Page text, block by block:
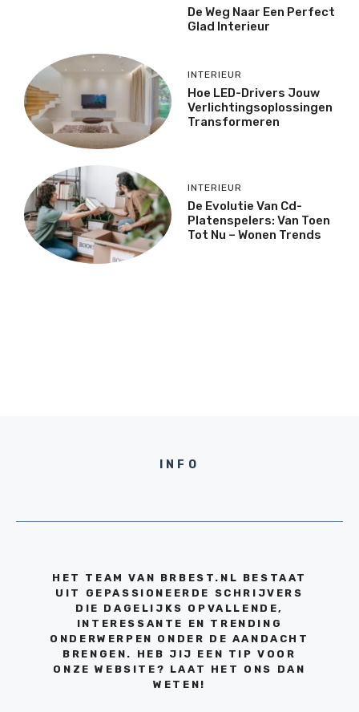
De Weg Naar Een Perfect
Glad Interieur
INTERIEUR
Hoe LED-Drivers Jouw
Verlichtingsoplossingen
Transformeren
INTERIEUR
De Evolutie Van Cd-
Platenspelers: Van Toen
Tot Nu – Wonen Trends
INFO
HET TEAM VAN BRBEST.NL BESTAAT
UIT GEPASSIONEERDE SCHRIJVERS
DIE DAGELIJKS OPVALLENDE,
INTERESSANTE EN TRENDING
ONDERWERPEN ONDER DE AANDACHT
BRENGEN. HEB JIJ EEN TIP VOOR
ONZE WEBSITE? LAAT HET ONS DAN
WETEN!